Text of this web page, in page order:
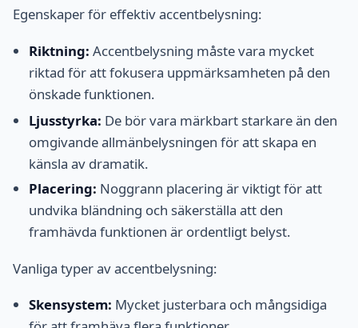
Egenskaper för effektiv accentbelysning:
Riktning: Accentbelysning måste vara mycket
riktad för att fokusera uppmärksamheten på den
önskade funktionen.
Ljusstyrka: De bör vara märkbart starkare än den
omgivande allmänbelysningen för att skapa en
känsla av dramatik.
Placering: Noggrann placering är viktigt för att
undvika bländning och säkerställa att den
framhävda funktionen är ordentligt belyst.
Vanliga typer av accentbelysning:
Skensystem: Mycket justerbara och mångsidiga